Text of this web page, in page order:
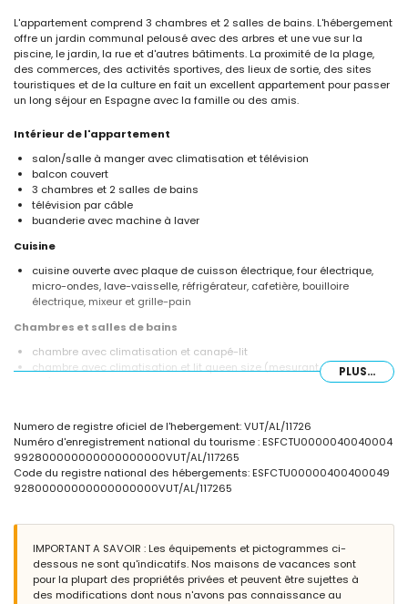
L'appartement comprend 3 chambres et 2 salles de bains. L'hébergement
offre un jardin communal pelousé avec des arbres et une vue sur la
piscine, le jardin, la rue et d'autres bâtiments. La proximité de la plage,
des commerces, des activités sportives, des lieux de sortie, des sites
touristiques et de la culture en fait un excellent appartement pour passer
un long séjour en Espagne avec la famille ou des amis.
Intérieur de l'appartement
salon/salle à manger avec climatisation et télévision
balcon couvert
3 chambres et 2 salles de bains
télévision par câble
buanderie avec machine à laver
Cuisine
cuisine ouverte avec plaque de cuisson électrique, four électrique,
micro-ondes, lave-vaisselle, réfrigérateur, cafetière, bouilloire
électrique, mixeur et grille-pain
Chambres et salles de bains
chambre avec climatisation et canapé-lit
chambre avec climatisation et lit queen size (mesurant 200 par 160
salle de bains attenante avec lavabo simple, douche, toilettes et
sèche-cheveux
salle de bains avec lavabo simple, douche et toilettes
Extérieur de l'appartement
piscine commune
piscine pour enfants
jardin communal pelousé avec arbres
aire de jeux
terrasse couverte
PLUS...
Numero de registre oficiel de l'hebergement: VUT/AL/11726
Numéro d'enregistrement national du tourisme : ESFCTU0000040040004
992800000000000000000VUT/AL/117265
Code du registre national des hébergements: ESFCTU00000400400049
92800000000000000000VUT/AL/117265
IMPORTANT A SAVOIR : Les équipements et pictogrammes ci-
dessous ne sont qu'indicatifs. Nos maisons de vacances sont
pour la plupart des propriétés privées et peuvent être sujettes à
des modifications dont nous n'avons pas connaissance au